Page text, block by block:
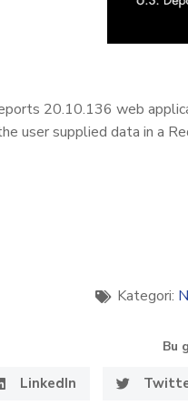
20.10.136 web
user supplied data in a
Kategori:
Bu
LinkedIn